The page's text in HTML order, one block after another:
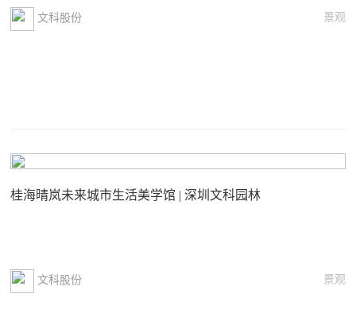
文科股份 景观
桂海晴岚未来城市生活美学馆 | 深圳文科园林
文科股份 景观